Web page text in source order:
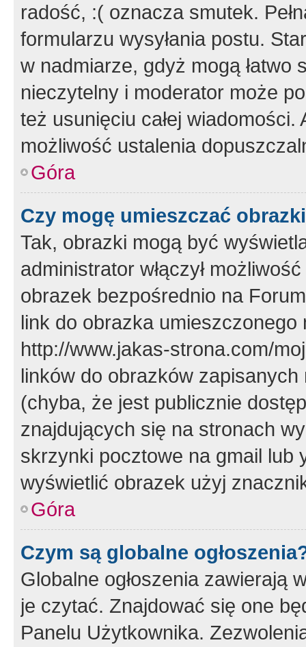
radość, :( oznacza smutek.
formularzu wysyłania postu.
w nadmiarze, gdyż mogą
nieczytelny i moderator może
też usunięciu całej
możliwość ustalenia
Góra
Czy mogę umieszczać
Tak, obrazki mogą być
administrator włączył
obrazek bezpośrednio na
link do obrazka
http://www.jakas-strona.com/
linków do obrazków
(chyba, że jest publicznie
znajdujących się na stronach
skrzynki pocztowe na gmail lub
wyświetlić obrazek użyj
Góra
Czym są globalne
Globalne ogłoszenia zawierają
je czytać. Znajdować się one
Panelu Użytkownika.